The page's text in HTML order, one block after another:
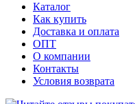
Каталог
Как купить
Доставка и оплата
ОПТ
О компании
Контакты
Условия возврата